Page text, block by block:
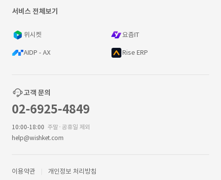
서비스 전체보기
위시켓 요즘IT
AIDP - AX Rise ERP
고객 문의
02-6925-4849
10:00-18:00 주말·공휴일 제외
help@wishket.com
이용약관 개인정보 처리방침